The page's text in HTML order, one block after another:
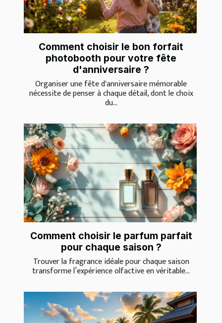
Comment choisir le bon forfait
photobooth pour votre fête
d'anniversaire ?
Organiser une fête d'anniversaire mémorable
nécessite de penser à chaque détail, dont le choix
du...
Comment choisir le parfum parfait
pour chaque saison ?
Trouver la fragrance idéale pour chaque saison
transforme l’expérience olfactive en véritable...